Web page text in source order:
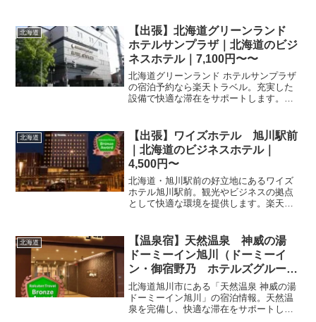
北海道
【出張】北海道グリーンランド
ホテルサンプラザ｜北海道のビジ
ネスホテル｜7,100円〜〜
北海道グリーンランド ホテルサンプラザ
の宿泊予約なら楽天トラベル。充実した
設備で快適な滞在をサポートします。観
天トラベルの予約ページにてご確認くだ
さい。
北海道
【出張】ワイズホテル 旭川駅前
｜北海道のビジネスホテル｜
4,500円〜
北海道・旭川駅前の好立地にあるワイズ
ホテル旭川駅前。観光やビジネスの拠点
として快適な環境を提供します。楽天ト
北海道
【温泉宿】天然温泉 神威の湯
ドーミーイン旭川（ドーミーイ
ン・御宿野乃 ホテルズグルー
プ）｜北海道の人気温泉｜5,937
円〜
北海道旭川市にある「天然温泉 神威の湯
ドーミーイン旭川」の宿泊情報。天然温
泉を完備し、快適な滞在をサポートしま